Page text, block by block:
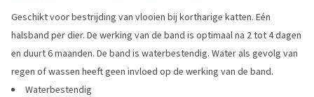
Geschikt voor bestrijding van vlooien bij kortharige katten. Eén
halsband per dier. De werking van de band is optimaal na 2 tot 4 dagen
en duurt 6 maanden. De band is waterbestendig. Water als gevolg van
regen of wassen heeft geen invloed op de werking van de band.
Waterbestendig